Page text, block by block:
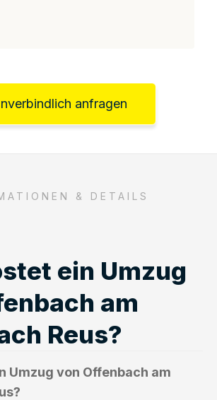
anfragen
& DETAILS
ein Umzug
am
Reus?
Umzug von Offenbach am